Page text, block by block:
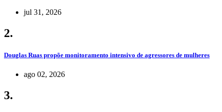
jul 31, 2026
2.
Douglas Ruas propõe monitoramento intensivo de agressores de mulheres
ago 02, 2026
3.